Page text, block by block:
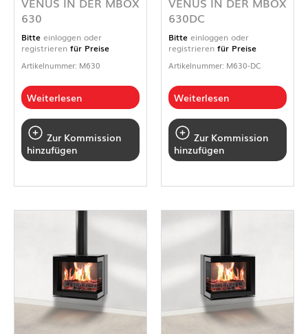
VENUS IN DER MBOX
630
Bitte einloggen oder
registrieren für Preise
Artikelnummer: M630
Weiterlesen
Zur Kommission
hinzufügen
VENUS IN DER MBOX
630DC
Bitte einloggen oder
registrieren für Preise
Artikelnummer: M630-DC
Weiterlesen
Zur Kommission
hinzufügen